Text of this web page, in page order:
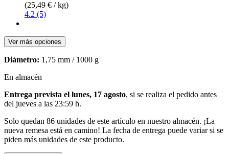
(25,49 € / kg)
4.2 (5)
Ver más opciones
Diámetro: 1,75 mm / 1000 g
En almacén
Entrega prevista el lunes, 17 agosto, si se realiza el pedido antes
del jueves a las 23:59 h.
Solo quedan 86 unidades de este artículo en nuestro almacén. ¡La
nueva remesa está en camino! La fecha de entrega puede variar si se
piden más unidades de este producto.